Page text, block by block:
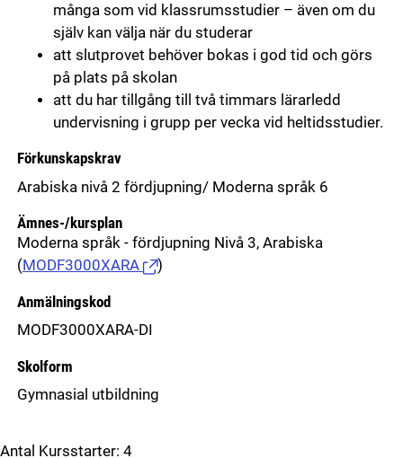
många som vid klassrumsstudier – även om du
själv kan välja när du studerar
att slutprovet behöver bokas i god tid och görs
på plats på skolan
att du har tillgång till två timmars lärarledd
undervisning i grupp per vecka vid heltidsstudier.
Förkunskapskrav
Arabiska nivå 2 fördjupning/ Moderna språk 6
Ämnes-/kursplan
Moderna språk - fördjupning Nivå 3, Arabiska
(MODF3000XARA )
Anmälningskod
MODF3000XARA-DI
Skolform
Gymnasial utbildning
Antal Kursstarter: 4